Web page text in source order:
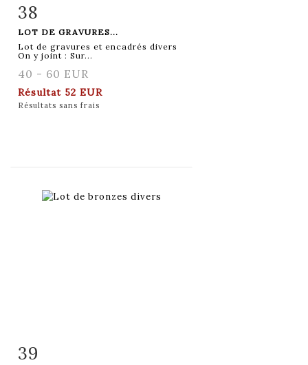
Fiche détaillée
38
LOT DE GRAVURES...
Lot de gravures et encadrés divers
On y joint : Sur...
40 - 60 EUR
Résultat 52 EUR
Résultats sans frais
Fiche détaillée
39